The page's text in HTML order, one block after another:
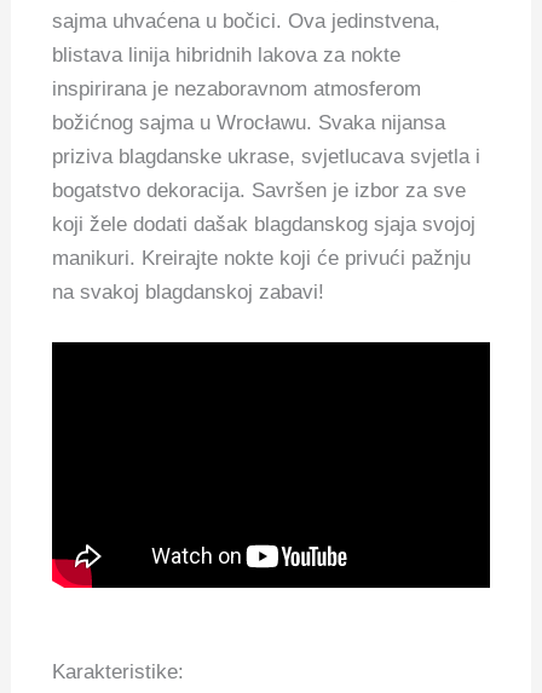
sajma uhvaćena u bočici. Ova jedinstvena,
blistava linija hibridnih lakova za nokte
inspirirana je nezaboravnom atmosferom
božićnog sajma u Wrocławu. Svaka nijansa
priziva blagdanske ukrase, svjetlucava svjetla i
bogatstvo dekoracija. Savršen je izbor za sve
koji žele dodati dašak blagdanskog sjaja svojoj
manikuri. Kreirajte nokte koji će privući pažnju
na svakoj blagdanskoj zabavi!
Karakteristike: